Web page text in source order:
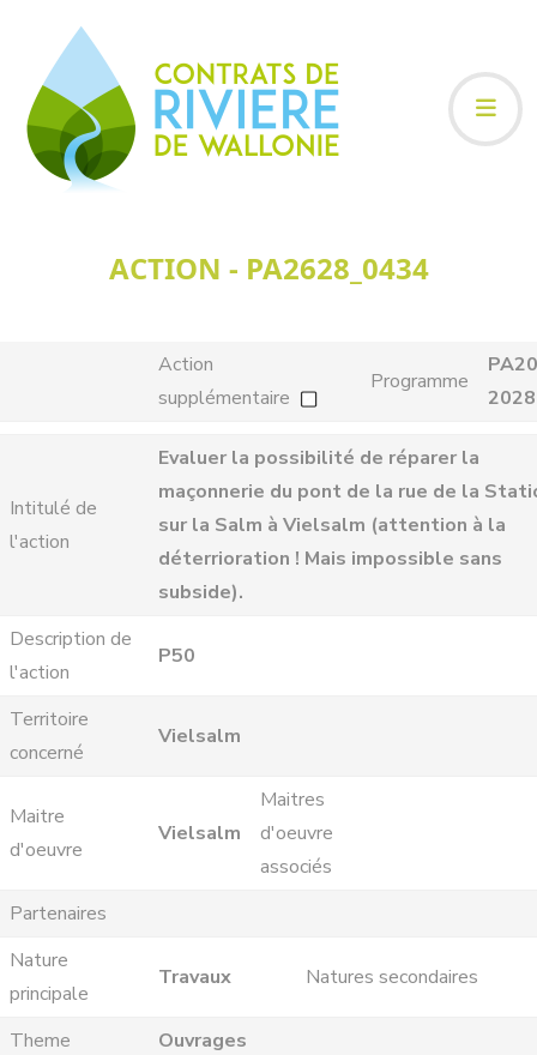
ACTION - PA2628_0434
Action
supplémentaire
Programme
2028
Intitulé de
l'action
Evaluer la possibilité de réparer la
maçonnerie du pont de la rue de la
sur la Salm à Vielsalm (attention à la
déterrioration ! Mais impossible sans
subside).
Description de
l'action
P50
Territoire
concerné
Vielsalm
Maitre
d'oeuvre
Vielsalm
Maitres
d'oeuvre
associés
Partenaires
Nature
principale
Travaux Natures secondaires
Theme
Ouvrages